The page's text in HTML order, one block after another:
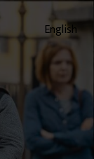
English